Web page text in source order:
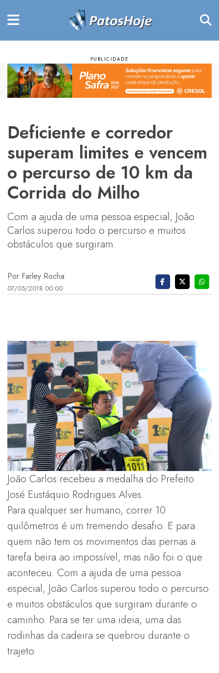
Deficiente e corredor
superam limites e vencem
o percurso de 10 km da
Corrida do Milho
Com a ajuda de uma pessoa especial, João
Carlos superou todo o percurso e muitos
obstáculos que surgiram.
Por Farley Rocha
07/05/2018 00:00
João Carlos recebeu a medalha do Prefeito
José Eustáquio Rodrigues Alves.
Para qualquer ser humano, correr 10
quilômetros é um tremendo desafio. E para
quem não tem os movimentos das pernas a
tarefa beira ao impossível, mas não foi o que
aconteceu. Com a ajuda de uma pessoa
especial, João Carlos superou todo o percurso
e muitos obstáculos que surgiram durante o
caminho. Para se ter uma ideia, uma das
rodinhas da cadeira se quebrou durante o
trajeto.